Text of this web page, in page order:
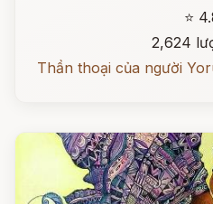
⭐
2,624
Thần thoại của người